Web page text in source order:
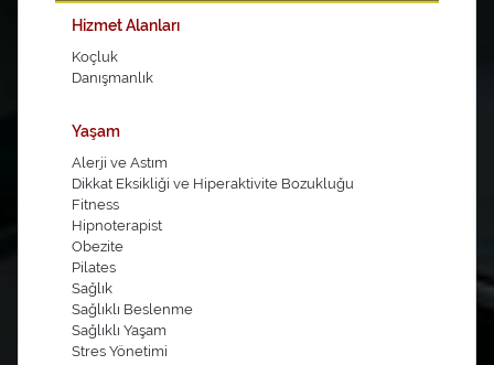
Hizmet Alanları
Koçluk
Danışmanlık
Yaşam
Alerji ve Astım
Dikkat Eksikliği ve Hiperaktivite Bozukluğu
Fitness
Hipnoterapist
Obezite
Pilates
Sağlık
Sağlıklı Beslenme
Sağlıklı Yaşam
Stres Yönetimi